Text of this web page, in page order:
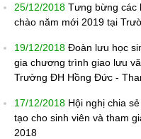
25/12/2018 Tưng bừng các
chào năm mới 2019 tại
19/12/2018 Đoàn lưu học
gia chương trình giao lưu
Trường ĐH Hồng Đức -
17/12/2018 Hội nghị chia
tạo cho sinh viên và tham
2018